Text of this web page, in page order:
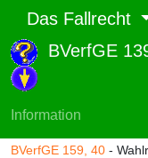
Das Fallrecht
BVerfGE
Information
Abruf und Rang:
RTF-Version
BVerfGE 159, 40 -